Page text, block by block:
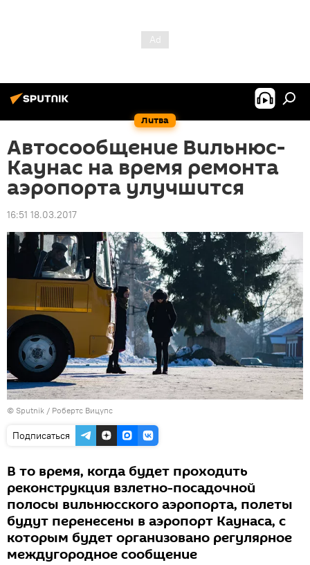
Литва
Автосообщение Вильнюс-
Каунас на время ремонта
аэропорта улучшится
16:51 18.03.2017
© Sputnik / Робертс Вицупс
Подписаться
В то время, когда будет проходить
реконструкция взлетно-посадочной
полосы вильнюсского аэропорта, полеты
будут перенесены в аэропорт Каунаса, с
которым будет организовано регулярное
междугородное сообщение